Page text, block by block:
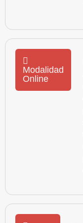
Modalidad
Online